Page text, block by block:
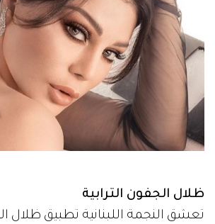
ظلال الجفون الترابية
تعشق النجمة اللبنانية تطبيق ظلال